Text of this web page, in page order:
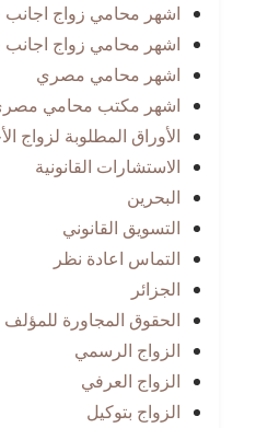
اشهر محامي زواج
اشهر محامي زواج
اشهر محامي مصري
اشهر مكتب محامي
الأوراق المطلوبة لزواج
الاستشارات القانونية
البحرين
التسويق القانوني
التماس اعادة نظر
الجزائر
الحقوق المجاورة للمؤلف
الزواج الرسمي
الزواج العرفي
الزواج بتوكيل